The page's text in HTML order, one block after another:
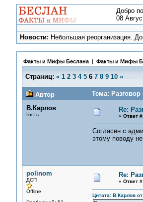
Добро
08
Новости: Небольшая реорганизация.
Факты и Мифы Беслана| Факты и Мифы
Страниц: « 1 2 3 4 5 6 7 8 9 10 »
Автор
Тема:
В.Карлов
Гость
Re:
« Ответ
Согласен с
этому поводу
polinom
ДСП
Offline
Re:
« Ответ
Цитата: В.Карлов